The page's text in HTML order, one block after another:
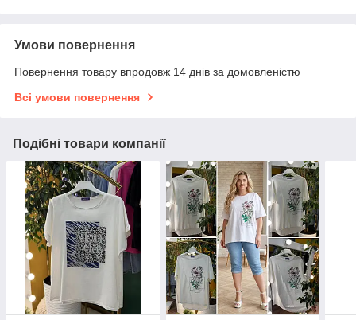
Умови повернення
Повернення товару впродовж 14 днів за домовленістю
Всі умови повернення
Подібні товари компанії